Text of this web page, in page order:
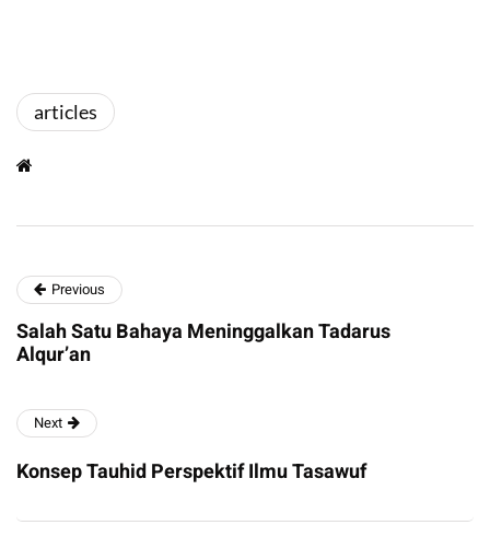
articles
Previous
Salah Satu Bahaya Meninggalkan Tadarus
Alqur’an
Next
Konsep Tauhid Perspektif Ilmu Tasawuf